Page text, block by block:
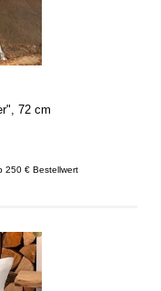
72 cm
250 € Bestellwert